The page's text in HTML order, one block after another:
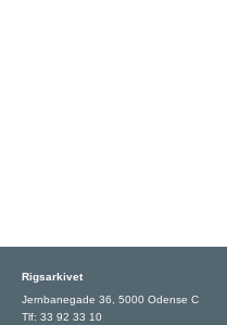
Rigsarkivet
Jernbanegade 36, 5000 Odense C
Tlf: 33 92 33 10